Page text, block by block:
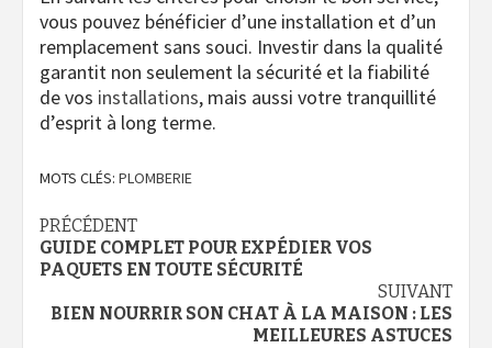
vous pouvez bénéficier d’une installation et d’un
remplacement sans souci. Investir dans la qualité
garantit non seulement la sécurité et la fiabilité
de vos installations, mais aussi votre tranquillité
d’esprit à long terme.
MOTS CLÉS: PLOMBERIE
Navigation
d’article
PRÉCÉDENT
GUIDE COMPLET POUR EXPÉDIER VOS
PAQUETS EN TOUTE SÉCURITÉ
SUIVANT
BIEN NOURRIR SON CHAT À LA MAISON : LES
MEILLEURES ASTUCES